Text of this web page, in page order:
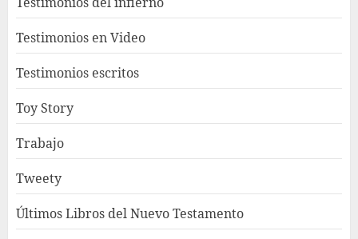
Testimonios en Video
Testimonios escritos
Toy Story
Trabajo
Tweety
Últimos Libros del Nuevo Testamento